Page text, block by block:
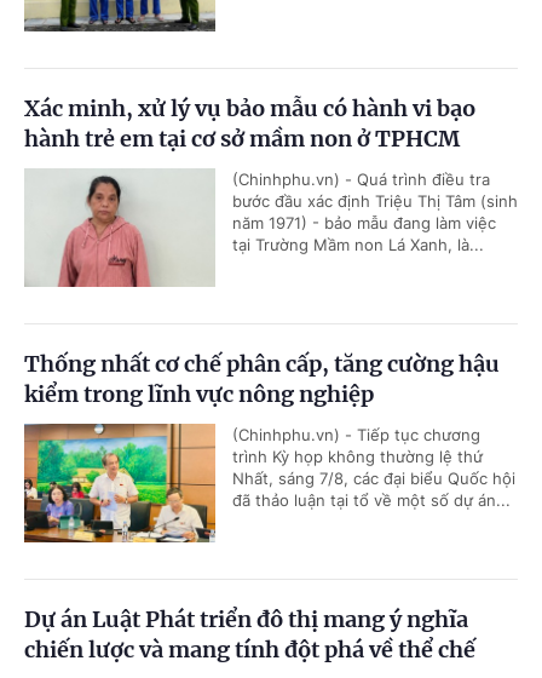
Xác minh, xử lý vụ bảo mẫu có hành vi bạo
hành trẻ em tại cơ sở mầm non ở TPHCM
(Chinhphu.vn) - Quá trình điều tra
bước đầu xác định Triệu Thị Tâm (sinh
năm 1971) - bảo mẫu đang làm việc
tại Trường Mầm non Lá Xanh, là...
Thống nhất cơ chế phân cấp, tăng cường hậu
kiểm trong lĩnh vực nông nghiệp
(Chinhphu.vn) - Tiếp tục chương
trình Kỳ họp không thường lệ thứ
Nhất, sáng 7/8, các đại biểu Quốc hội
đã thảo luận tại tổ về một số dự án...
Dự án Luật Phát triển đô thị mang ý nghĩa
chiến lược và mang tính đột phá về thể chế